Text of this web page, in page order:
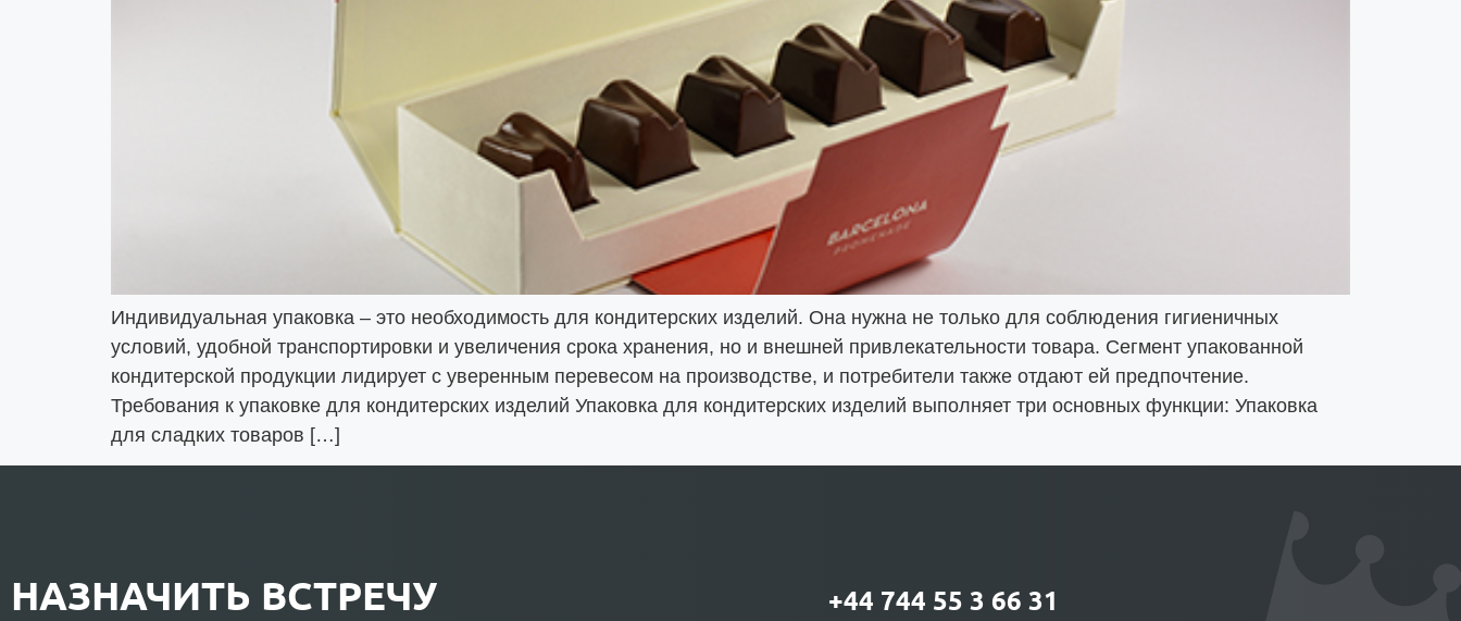
Индивидуальная упаковка – это необходимость для кондитерских изделий. Она нужна не только для соблюдения гигиеничных
условий, удобной транспортировки и увеличения срока хранения, но и внешней привлекательности товара. Сегмент упакованной
кондитерской продукции лидирует с уверенным перевесом на производстве, и потребители также отдают ей предпочтение.
Требования к упаковке для кондитерских изделий Упаковка для кондитерских изделий выполняет три основных функции: Упаковка
для сладких товаров […]
НАЗНАЧИТЬ ВСТРЕЧУ +44 744 55 3 66 31